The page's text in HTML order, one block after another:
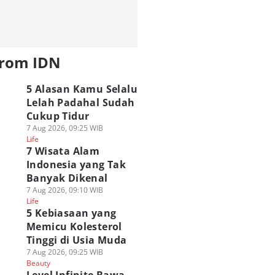
IDN
5 Alasan Kamu Selalu
Lelah Padahal Sudah
Cukup Tidur
7 Aug 2026, 09:25 WIB
Life
7 Wisata Alam
Indonesia yang Tak
Banyak Dikenal
7 Aug 2026, 09:10 WIB
Life
5 Kebiasaan yang
Memicu Kolesterol
Tinggi di Usia Muda
7 Aug 2026, 09:25 WIB
Beauty